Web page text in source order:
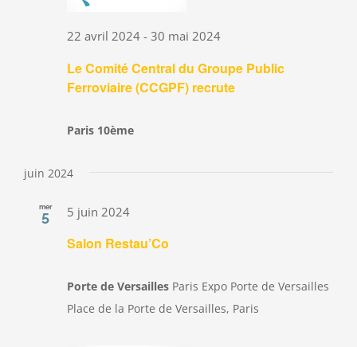
Le Comité Central du Groupe Public
Ferroviaire (CCGPF) recrute
22 avril 2024-30 mai 2024
Paris 10ème
juin 2024
mer
5
Salon Restau’Co
5 juin 2024
Porte de Versailles Paris Expo Porte de Versailles
Place de la Porte de Versailles, Paris